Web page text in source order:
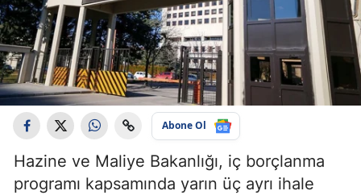
Abone Ol
Hazine ve Maliye Bakanlığı, iç borçlanma
programı kapsamında yarın üç ayrı ihale